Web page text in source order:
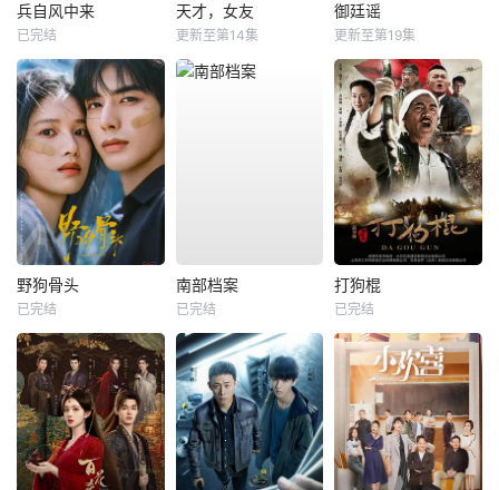
兵自风中来
已完结
天才，女友
更新至第14集
御廷谣
更新至第19集
野狗骨头
已完结
南部档案
已完结
打狗棍
已完结